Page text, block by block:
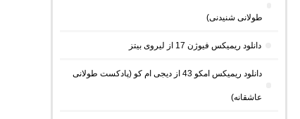
طولانی شنیدنی)
دانلود ریمیکس فیوژن 17 از لیروی بیتز
دانلود ریمیکس امکو 43 از دیجی ام کو (پادکست طولانی
عاشقانه)